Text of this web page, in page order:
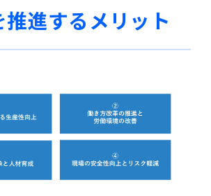
推進するメリット